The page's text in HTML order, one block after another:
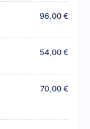
96,00 €
54,00 €
70,00 €